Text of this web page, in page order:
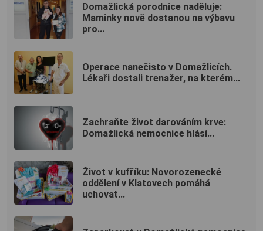
Domažlická porodnice naděluje:
Maminky nově dostanou na výbavu
pro...
Operace nanečisto v Domažlicích.
Lékaři dostali trenažer, na kterém...
Zachraňte život darováním krve:
Domažlická nemocnice hlásí...
Život v kufříku: Novorozenecké
oddělení v Klatovech pomáhá
uchovat...